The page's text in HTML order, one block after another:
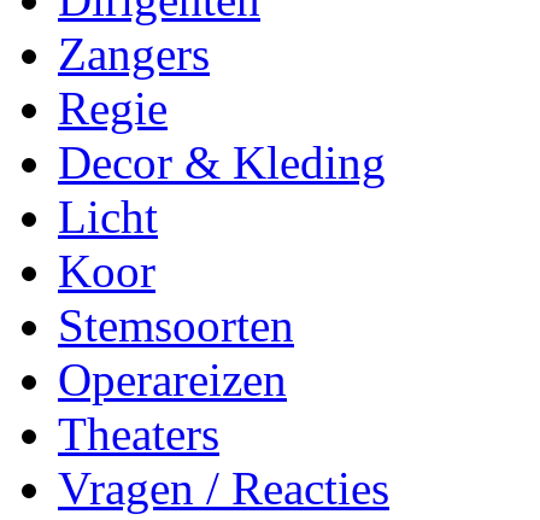
Zangers
Regie
Decor & Kleding
Licht
Koor
Stemsoorten
Operareizen
Theaters
Vragen / Reacties